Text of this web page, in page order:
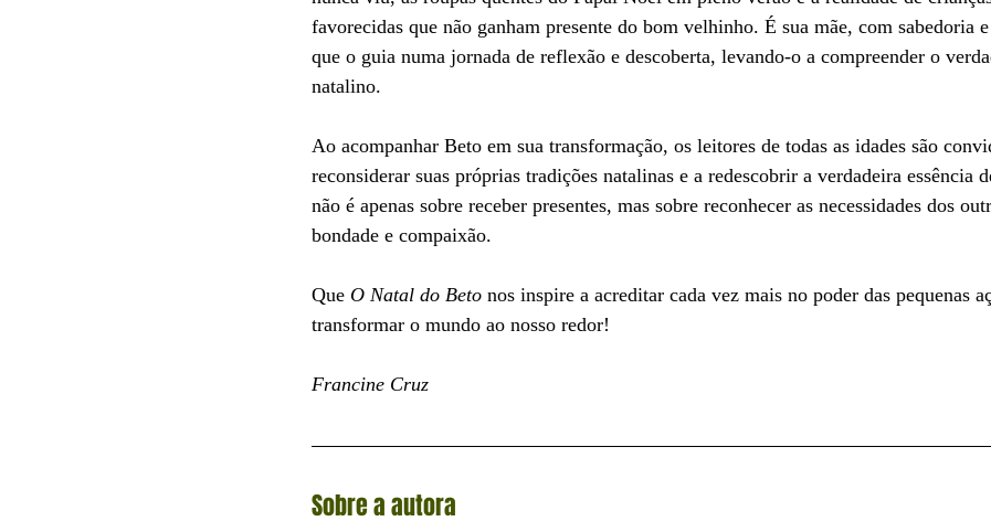
favorecidas que não ganham presente do bom velhinho. É sua mãe, com sabedoria
que o guia numa jornada de reflexão e descoberta, levando-o a compreender o
natalino.
Ao acompanhar Beto em sua transformação, os leitores de todas as idades são
reconsiderar suas próprias tradições natalinas e a redescobrir a verdadeira essência
não é apenas sobre receber presentes, mas sobre reconhecer as necessidades dos
bondade e compaixão.
Que O Natal do Beto nos inspire a acreditar cada vez mais no poder das pequenas
transformar o mundo ao nosso redor!
Francine Cruz
Sobre a autora